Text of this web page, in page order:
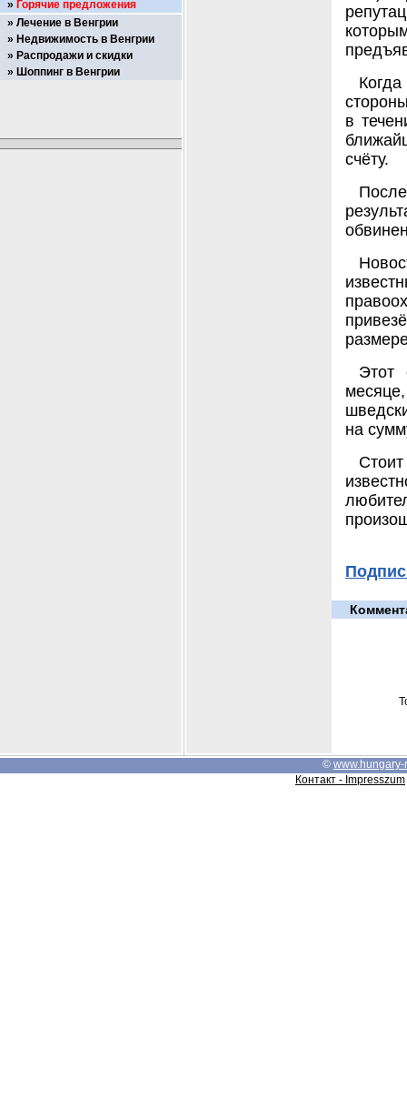
в
счёту.
Этот
на
Горячие предложения
Лечение в Венгрии
Недвижимость в Венгрии
Распродажи и скидки
Шоппинг в Венгрии
© www.hungary-
Контакт - Impresszum